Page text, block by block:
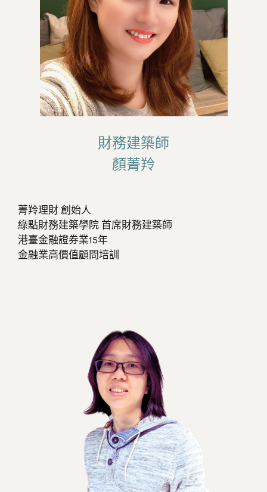
財務建築師
顏菁羚
菁羚理財 創始人
綠點財務建築學院 首席財務建築師
港臺金融證券業15年
金融業高價值顧問培訓